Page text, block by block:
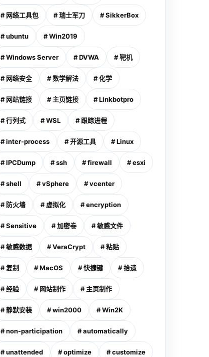
# 网络工具包 # 瑞士军刀 # SikkerBox
# ubuntu # Win2019
# Windows Server # DVWA # 靶机
# 网络安全 # 数学解法 # 化学
# 网站链接 # 主页链接 # Linkbotpro
# 行列式 # WSL # 跟踪进程
# inter-process # 开源工具 # Linux
# IPCDump # ssh # firewall # esxi
# shell # vSphere # vcenter
# 防火墙 # 虚拟化 # encryption
# Sensitive # 加密卷 # 敏感文件
# 敏感数据 # VeraCrypt # 粘贴
# 复制 # MacOS # 快捷键 # 拾遗
# 经验 # 网站制作 # 主页制作
# 静默安装 # win2000 # Win2K
# non-participation # automatically
# unattended # optimize # customize